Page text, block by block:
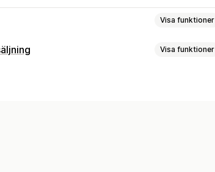
Visa funktioner
Visa funktioner